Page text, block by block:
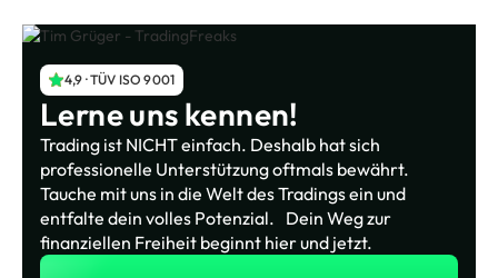
4,9 · TÜV ISO 9001
Lerne uns kennen!
Trading ist NICHT einfach. Deshalb hat sich
professionelle Unterstützung oftmals bewährt.
Tauche mit uns in die Welt des Tradings ein und
entfalte dein volles Potenzial. Dein Weg zur
finanziellen Freiheit beginnt hier und jetzt.
Jetzt zum kostenlosen Webinar!